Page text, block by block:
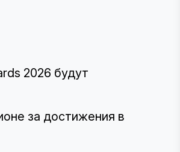
2026 будут
за достижения в